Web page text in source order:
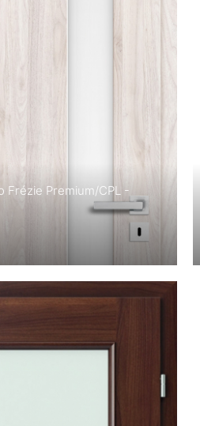
Frézie Premium/CPL -